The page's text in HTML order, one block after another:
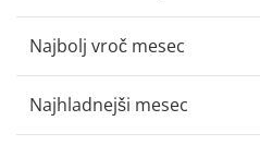
Najbolj vroč mesec
Najhladnejši mesec